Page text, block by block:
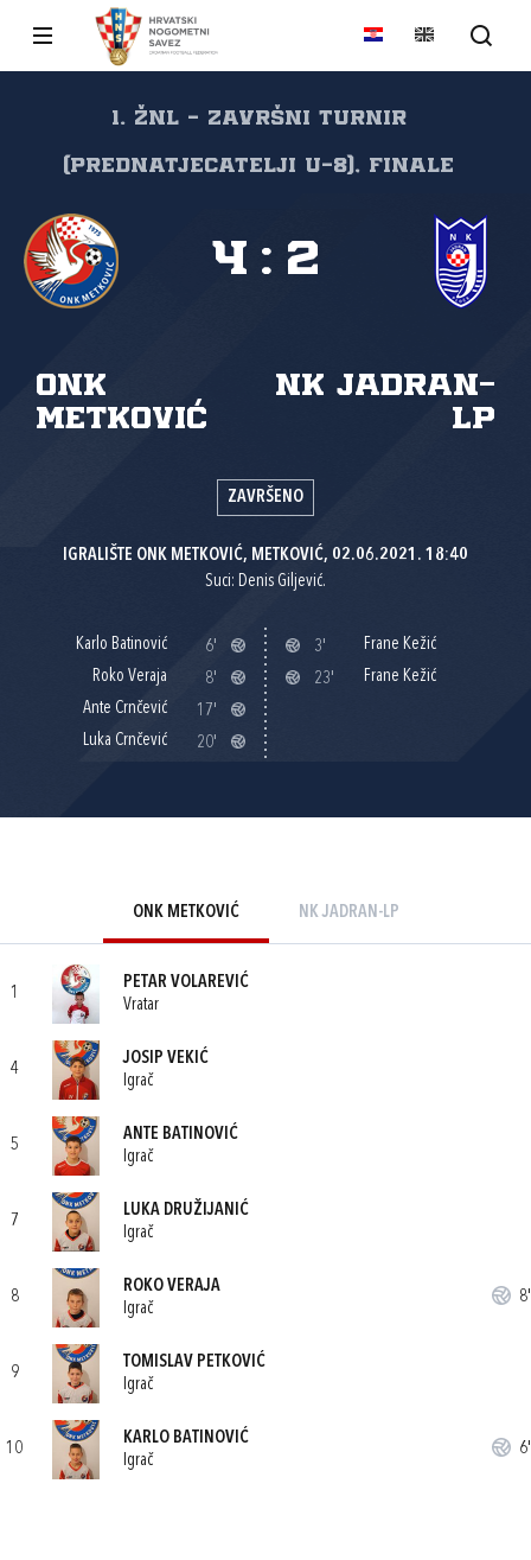
1. ŽNL - Završni turnir
(prednatjecatelji U-8), Finale
ONK
Metković
NK Jadran-
LP
4 : 2
ZAVRŠENO
IGRALIŠTE ONK METKOVIĆ, METKOVIĆ, 02.06.2021. 18:40
Suci: Denis Giljević.
Karlo Batinović
6'
Roko Veraja
8'
Ante Crnčević
17'
Luka Crnčević
20'
3'
Frane Kežić
23'
Frane Kežić
ONK METKOVIĆ NK JADRAN-LP
1
PETAR VOLAREVIĆ
Vratar
4
JOSIP VEKIĆ
Igrač
5
ANTE BATINOVIĆ
Igrač
7
LUKA DRUŽIJANIĆ
Igrač
8
ROKO VERAJA
Igrač
8'
9
TOMISLAV PETKOVIĆ
Igrač
10
KARLO BATINOVIĆ
Igrač
6'